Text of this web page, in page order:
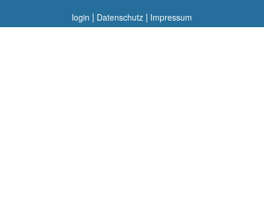
login | Datenschutz | Impressum